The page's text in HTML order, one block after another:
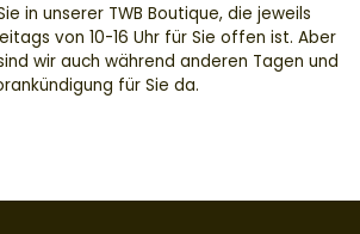
in unserer TWB Boutique, die jeweils
von 10-16 Uhr für Sie offen ist. Aber
wir auch während anderen Tagen und
für Sie da.